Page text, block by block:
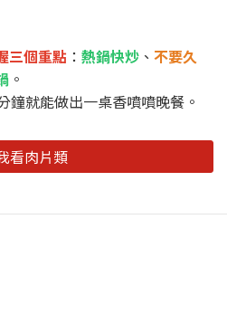
三個重點 ： 熱鍋快炒 、 不要久
。
鐘就能做出一桌香噴噴晚餐。
看肉片類